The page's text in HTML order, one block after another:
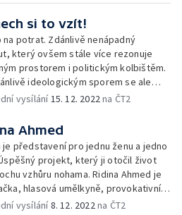
si to vzít!
na potrat. Zdánlivě nenápadný
který ovšem stále více rezonuje
prostorem i politickým kolbištěm.
ideologickým sporem se ale
tisíce konkrétních lidských příběhů
definice základních lidských
vysílání15. 12. 2022na ČT2
Ahmed
je představení pro jednu ženu a jedno
projekt, který ji otočil život
vzhůru nohama. Ridina Ahmed je
hlasová umělkyně, provokativní
a žena, která učí lidi
vysílání8. 12. 2022na ČT2